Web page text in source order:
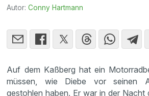
Autor:Conny Hartmann
Auf dem Kaßberg hat ein
müssen, wie Diebe vor seinen
gestohlen haben. Er war in der Nacht